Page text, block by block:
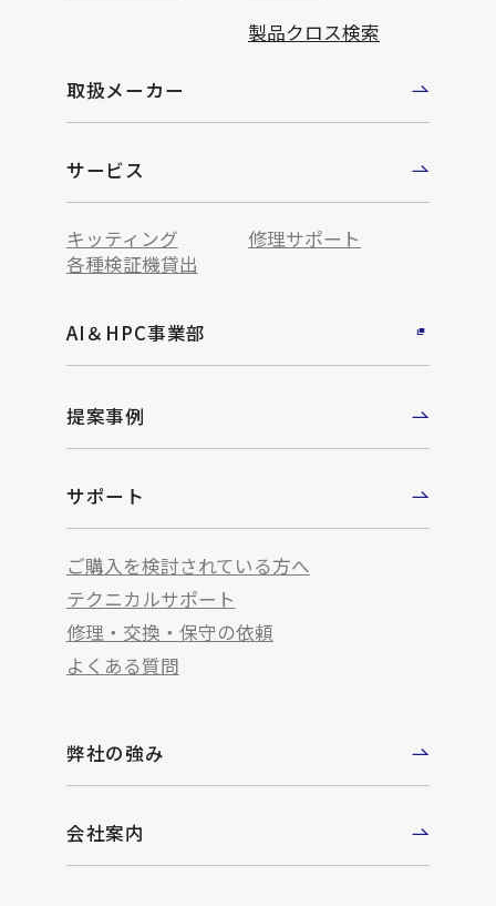
製品クロス検索
取扱メーカー
サービス
キッティング
修理サポート
各種検証機貸出
AI＆HPC事業部
提案事例
サポート
ご購入を検討されている方へ
テクニカルサポート
修理・交換・保守の依頼
よくある質問
弊社の強み
会社案内